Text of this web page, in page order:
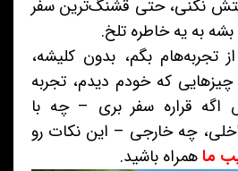
نکنی، حتی قشنگ‌ترین سفر
به یه خاطره تلخ.
تجربه‌هام بگم، بدون کلیشه،
که خودم دیدم، تجربه
اگه قراره سفر بری – چه با
چه خارجی – این نکات رو
ماهمراه باشید.